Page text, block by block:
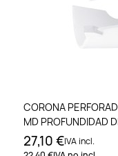
CORONA
MD PROFUNDIDAD
27,10 €IVA incl.